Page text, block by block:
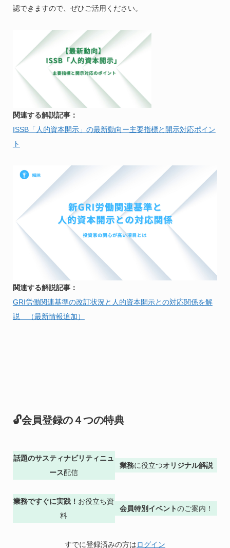
認できますので、ぜひご活用ください。
関連する解説記事：
ISSB「人的資本開示」の最新動向ー主要指標と開示対応ポイン
ト
関連する解説記事：
GRI労働関連基準の改訂状況と人的資本開示との対応関係を解
説 （最新情報追加）
🔓会員登録の４つの特典
話題のサスティナビリティニュ
ース配信
業務に役立つオリジナル解説
業務ですぐに実践！ お役立ち資
料
会員特別イベントのご案内！
すでに登録済みの方はログイン